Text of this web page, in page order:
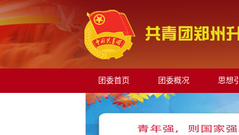
团委首页 团委概况 思想